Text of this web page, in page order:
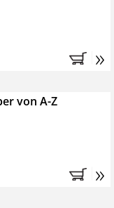
Profipaket im
der derzeitig
das
keine
»
von A-Z
»